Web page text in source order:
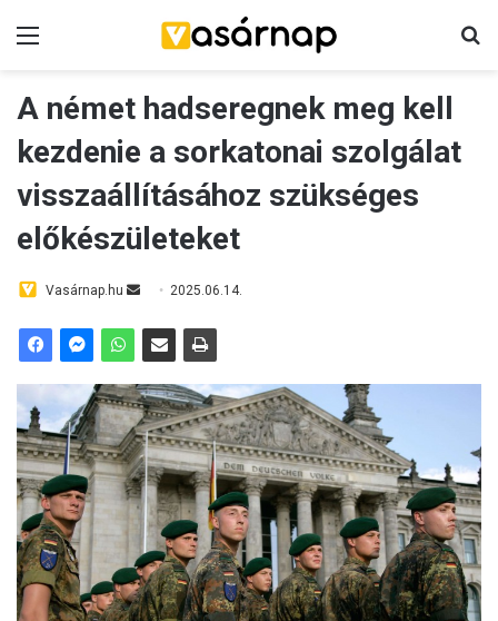
A német hadseregnek meg kell
kezdenie a sorkatonai szolgálat
visszaállításához szükséges
előkészületeket
Vasárnap.hu
a
n
e
m
a
l
2025.06.14.